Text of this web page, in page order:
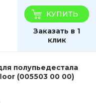
КУПИТЬ
Заказать в 1
клик
полупьедестала
(005503 00 00)